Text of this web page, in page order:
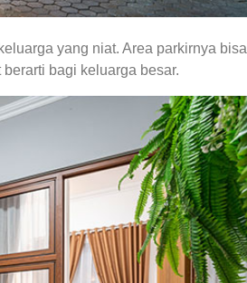
yang niat. Area parkirnya bisa
bagi keluarga besar.